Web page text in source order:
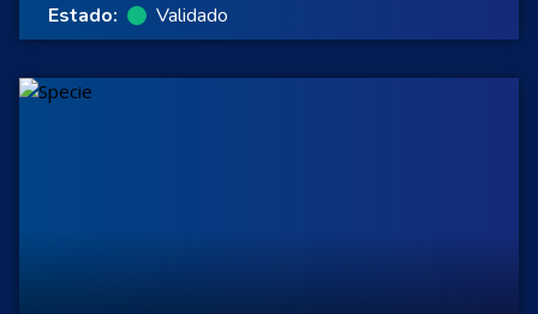
Estado:
Validado